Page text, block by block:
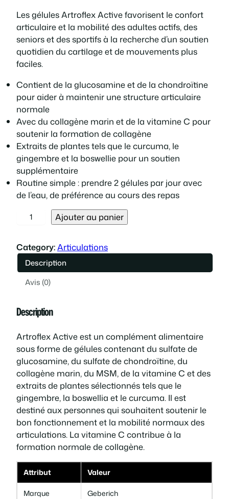
e
p
r
i
x
i
n
i
t
i
a
l
a
i
t
:
7
e
p
r
i
x
a
c
t
u
l
e
:
3
9
,
0
Les gélules Artroflex Active favorisent le confort
articulaire et la mobilité des adultes actifs, des
seniors et des sportifs à la recherche d’un soutien
quotidien du cartilage et de mouvements plus
faciles.
Contient de la glucosamine et de la chondroïtine
pour aider à maintenir une structure articulaire
normale
Avec du collagène marin et de la vitamine C pour
soutenir la formation de collagène
Extraits de plantes tels que le curcuma, le
gingembre et la boswellie pour un soutien
supplémentaire
Routine simple : prendre 2 gélules par jour avec
de l’eau, de préférence au cours des repas
n
d
A
r
t
r
o
f
l
e
x
A
c
i
Ajouter au panier
Category:Articulations
Description
Avis (0)
Description
Artroflex Active est un complément alimentaire
sous forme de gélules contenant du sulfate de
glucosamine, du sulfate de chondroïtine, du
collagène marin, du MSM, de la vitamine C et des
extraits de plantes sélectionnés tels que le
gingembre, la boswellia et le curcuma. Il est
destiné aux personnes qui souhaitent soutenir le
bon fonctionnement et la mobilité normaux des
articulations. La vitamine C contribue à la
formation normale de collagène.
Attribut Valeur
Marque Geberich